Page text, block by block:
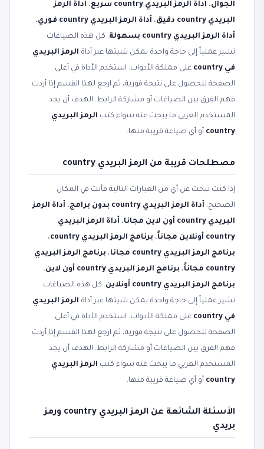
الجوال، أداة الرمز البريدي country سريع ، أداة الرمز
البريدي country دقيق
، أداة الرمز البريدي country فوري
،
أداة الرمز البريدي country بسهولة
. كل هذه الصياغات
تشير عملياً إلى حاجة واحدة يمكن تلبيتها عبر أداة الرمز البريدي
في country
على مملكة الأدوات. استخدم الأداة في أعلى
الصفحة للحصول على نتيجة فورية، ثم ارجع لهذا القسم إذا أردت
فهم الفرق بين الصياغات أو مشاركة الرابط. الهدف أن يجد
المستخدم العربي ما يبحث عنه سواء كتب الرمز البريدي
country أو أي صياغة قريبة منها.
مصطلحات قريبة من الرمز البريدي country
إذا كنت تبحث عن أي من العبارات التالية فأنت في المكان
الصحيح: أداة الرمز البريدي country بدون برامج ، أداة الرمز
البريدي country أون لاين مجانا
، أداة الرمز البريدي
country أونلاين مجاناً
، برنامج الرمز البريدي country
،
برنامج الرمز البريدي country مجانا
، برنامج الرمز البريدي
country مجاناً
، برنامج الرمز البريدي country أون لاين
،
برنامج الرمز البريدي country أونلاين
. كل هذه الصياغات
تشير عملياً إلى حاجة واحدة يمكن تلبيتها عبر أداة الرمز البريدي
في country
على مملكة الأدوات. استخدم الأداة في أعلى
الصفحة للحصول على نتيجة فورية، ثم ارجع لهذا القسم إذا أردت
فهم الفرق بين الصياغات أو مشاركة الرابط. الهدف أن يجد
المستخدم العربي ما يبحث عنه سواء كتب الرمز البريدي
country أو أي صياغة قريبة منها.
الأسئلة الشائعة عن الرمز البريدي country ورمز
بريدي